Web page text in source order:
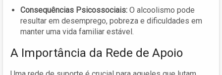
Consequências Psicossociais: O alcoolismo pode
resultar em desemprego, pobreza e dificuldades em
manter uma vida familiar estável.
A Importância da Rede de Apoio